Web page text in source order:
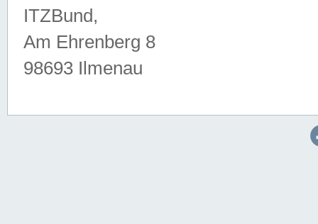
ITZBund,
Am Ehrenberg 8
98693 Ilmenau